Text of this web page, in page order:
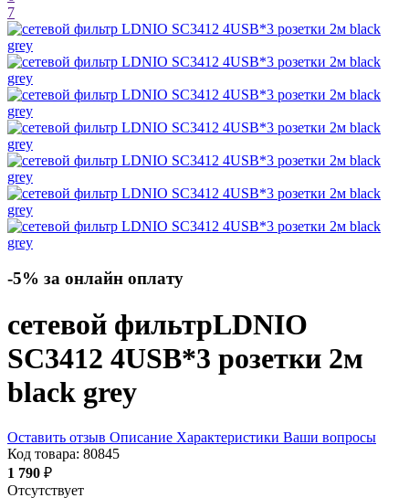
7
-5% за онлайн оплату
сетевой фильтрLDNIO
SC3412 4USB*3 розетки 2м
black grey
Оставить отзыв Описание Характеристики Ваши вопросы
Код товара: 80845
1 790 ₽
Отсутствует